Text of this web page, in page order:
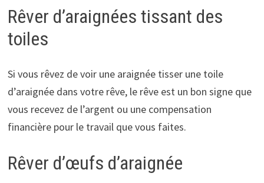
Rêver d’araignées tissant des
toiles
Si vous rêvez de voir une araignée tisser une toile
d’araignée dans votre rêve, le rêve est un bon signe que
vous recevez de l’argent ou une compensation
financière pour le travail que vous faites.
Rêver d’œufs d’araignée